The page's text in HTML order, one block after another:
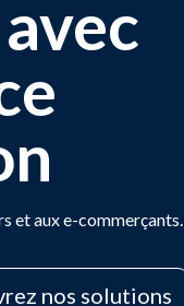
et aux e-commerçants.
nos solutions